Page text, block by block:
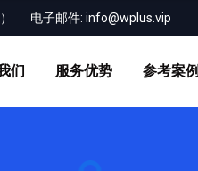
电子邮件: info@wplus.vip
们 服务优势 参考案例